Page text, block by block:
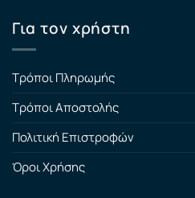
Για τον χρήστη
Τρόποι Πληρωμής
Τρόποι Αποστολής
Πολιτική Επιστροφών
Όροι Χρήσης